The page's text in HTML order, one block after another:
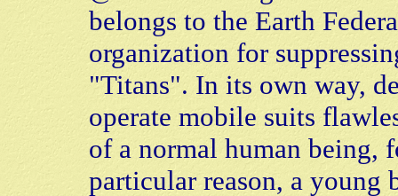
belongs to the Earth
organization for
"Titans". In its own way,
operate mobile suits
of a normal human being,
particular reason, a young